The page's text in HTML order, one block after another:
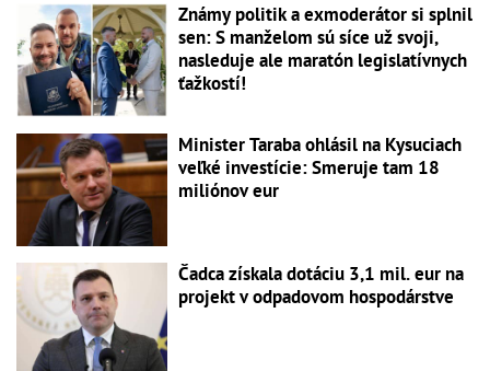
Známy politik a exmoderátor si splnil
sen: S manželom sú síce už svoji,
nasleduje ale maratón legislatívnych
ťažkostí!
Minister Taraba ohlásil na Kysuciach
veľké investície: Smeruje tam 18
miliónov eur
Čadca získala dotáciu 3,1 mil. eur na
projekt v odpadovom hospodárstve